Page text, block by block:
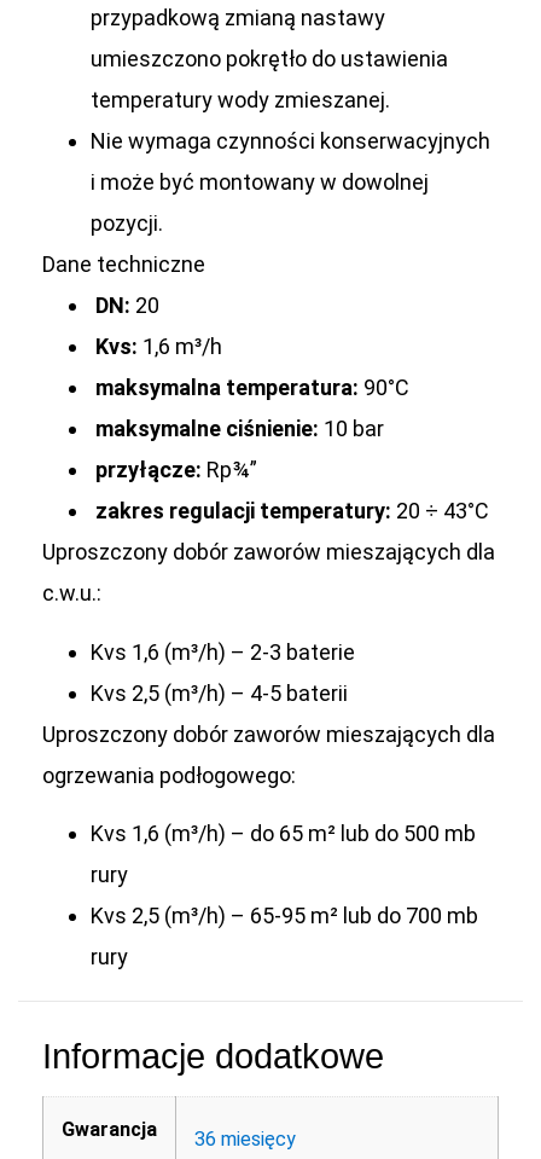
przypadkową zmianą nastawy
umieszczono pokrętło do ustawienia
temperatury wody zmieszanej.
Nie wymaga czynności konserwacyjnych
i może być montowany w dowolnej
pozycji.
Dane techniczne
DN: 20
Kvs: 1,6 m³/h
maksymalna temperatura: 90°C
maksymalne ciśnienie: 10 bar
przyłącze: Rp¾”
zakres regulacji temperatury: 20 ÷ 43°C
Uproszczony dobór zaworów mieszających dla
c.w.u.:
Kvs 1,6 (m³/h) – 2-3 baterie
Kvs 2,5 (m³/h) – 4-5 baterii
Uproszczony dobór zaworów mieszających dla
ogrzewania podłogowego:
Kvs 1,6 (m³/h) – do 65 m² lub do 500 mb
rury
Kvs 2,5 (m³/h) – 65-95 m² lub do 700 mb
rury
Informacje dodatkowe
Gwarancja 36 miesięcy